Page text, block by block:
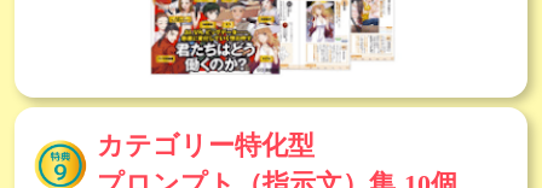
カテゴリー特化型